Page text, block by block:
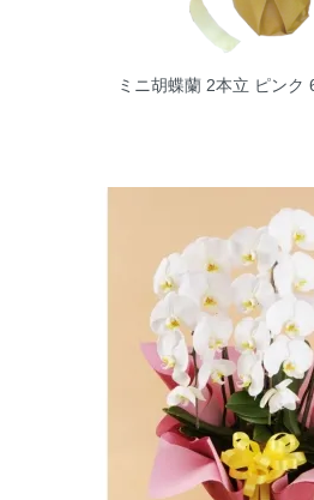
ミニ胡蝶蘭 2本立 ピンク